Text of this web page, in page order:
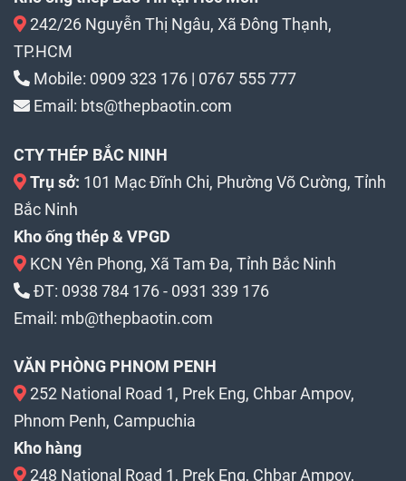
242/26 Nguyễn Thị Ngâu, Xã Đông Thạnh,
TP.HCM
Mobile: 0909 323 176 | 0767 555 777
Email: bts@thepbaotin.com
CTY THÉP BẮC NINH
Trụ sở: 101 Mạc Đĩnh Chi, Phường Võ Cường, Tỉnh
Bắc Ninh
Kho ống thép & VPGD
KCN Yên Phong, Xã Tam Đa, Tỉnh Bắc Ninh
ĐT: 0938 784 176- 0931 339 176
Email: mb@thepbaotin.com
VĂN PHÒNG PHNOM PENH
252 National Road 1, Prek Eng, Chbar Ampov,
Phnom Penh, Campuchia
Kho hàng
248 National Road 1, Prek Eng, Chbar Ampov,